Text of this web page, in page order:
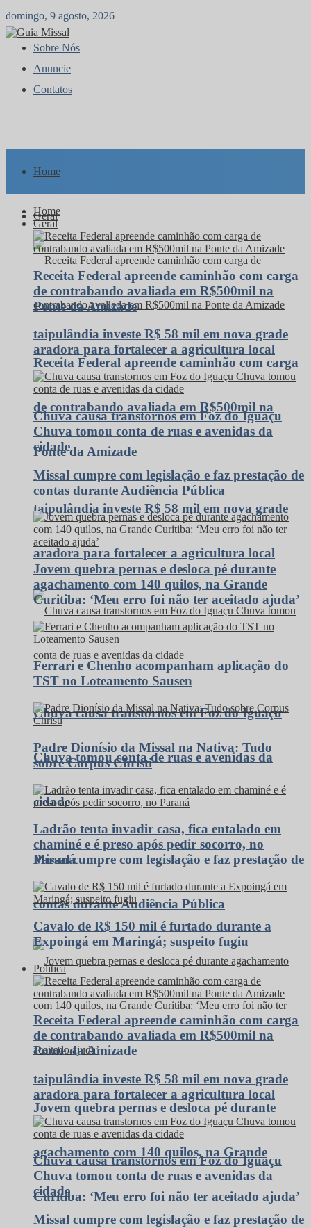
domingo, 9 agosto, 2026
Sobre Nós
Anuncie
Contatos
Home
Geral
Receita Federal apreende caminhão com carga
de contrabando avaliada em R$500mil na
Ponte da Amizade
taipulândia investe R$ 58 mil em nova grade
aradora para fortalecer a agricultura local
Chuva causa transtornos em Foz do Iguaçu
Chuva tomou conta de ruas e avenidas da
cidade
Missal cumpre com legislação e faz prestação de
contas durante Audiência Pública
Jovem quebra pernas e desloca pé durante
agachamento com 140 quilos, na Grande
Curitiba: ‘Meu erro foi não ter aceitado ajuda’
Home
Geral
Receita Federal apreende caminhão com carga
de contrabando avaliada em R$500mil na
Ponte da Amizade
taipulândia investe R$ 58 mil em nova grade
aradora para fortalecer a agricultura local
Chuva causa transtornos em Foz do Iguaçu
Chuva tomou conta de ruas e avenidas da
cidade
Missal cumpre com legislação e faz prestação de
contas durante Audiência Pública
Jovem quebra pernas e desloca pé durante
agachamento com 140 quilos, na Grande
Curitiba: ‘Meu erro foi não ter aceitado ajuda’
Ferrari e Chenho acompanham aplicação do
TST no Loteamento Sausen
Padre Dionísio da Missal na Nativa: Tudo
sobre Corpus Christi
Ladrão tenta invadir casa, fica entalado em
chaminé e é preso após pedir socorro, no
Paraná
Cavalo de R$ 150 mil é furtado durante a
Expoingá em Maringá; suspeito fugiu
Política
Receita Federal apreende caminhão com carga
de contrabando avaliada em R$500mil na
Ponte da Amizade
taipulândia investe R$ 58 mil em nova grade
aradora para fortalecer a agricultura local
Chuva causa transtornos em Foz do Iguaçu
Chuva tomou conta de ruas e avenidas da
cidade
Missal cumpre com legislação e faz prestação de